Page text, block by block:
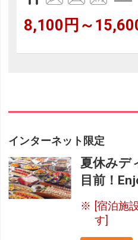
8,100円～
インターネット限定
夏休みデ
目前！
[宿泊施
す]